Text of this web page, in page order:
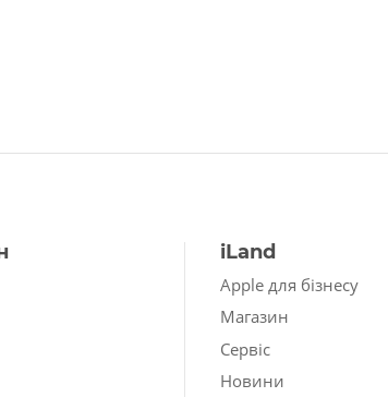
iLand
Apple для бізнесу
Магазин
Сервіс
Новини